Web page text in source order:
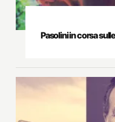
Pasolini in corsa